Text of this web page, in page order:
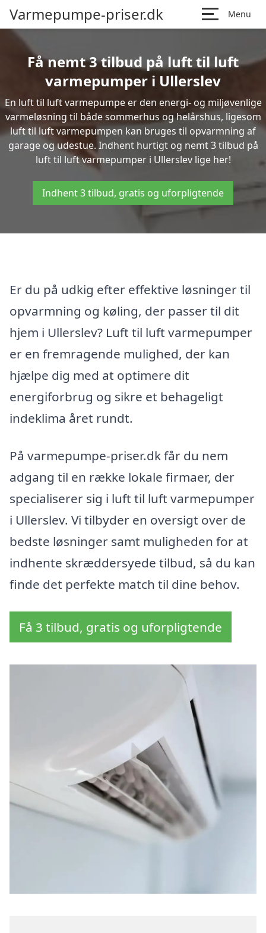
Varmepumpe-priser.dk Menu
Få nemt 3 tilbud på luft til luft
varmepumper i Ullerslev
En luft til luft varmepumpe er den energi- og miljøvenlige
varmeløsning til både sommerhus og helårshus, ligesom
luft til luft varmepumpen kan bruges til opvarmning af
garage og udestue. Indhent hurtigt og nemt 3 tilbud på
luft til luft varmepumper i Ullerslev lige her!
Indhent 3 tilbud, gratis og uforpligtende
Er du på udkig efter effektive løsninger til
opvarmning og køling, der passer til dit
hjem i Ullerslev? Luft til luft varmepumper
er en fremragende mulighed, der kan
hjælpe dig med at optimere dit
energiforbrug og sikre et behageligt
indeklima året rundt.
På varmepumpe-priser.dk får du nem
adgang til en række lokale firmaer, der
specialiserer sig i luft til luft varmepumper
i Ullerslev. Vi tilbyder en oversigt over de
bedste løsninger samt muligheden for at
indhente skræddersyede tilbud, så du kan
finde det perfekte match til dine behov.
Få 3 tilbud, gratis og uforpligtende